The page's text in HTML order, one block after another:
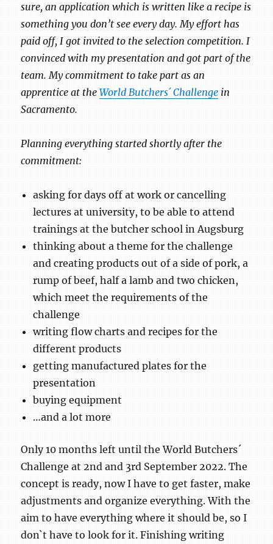
sure, an application which is written like a recipe is
something you don’t see every day. My effort has
paid off, I got invited to the selection competition. I
convinced with my presentation and got part of the
team. My commitment to take part as an
apprentice at theWorld Butchers´ Challenge in
Sacramento.
Planning everything started shortly after the
commitment:
asking for days off at work or cancelling
lectures at university, to be able to attend
trainings at the butcher school in Augsburg
thinking about a theme for the challenge
and creating products out of a side of pork, a
rump of beef, half a lamb and two chicken,
which meet the requirements of the
challenge
writing flow charts and recipes for the
different products
getting manufactured plates for the
presentation
buying equipment
…and a lot more
Only 10 months left until the World Butchers´
Challenge at 2nd and 3rd September 2022. The
concept is ready, now I have to get faster, make
adjustments and organize everything. With the
aim to have everything where it should be, so I
don`t have to look for it. Finishing writing